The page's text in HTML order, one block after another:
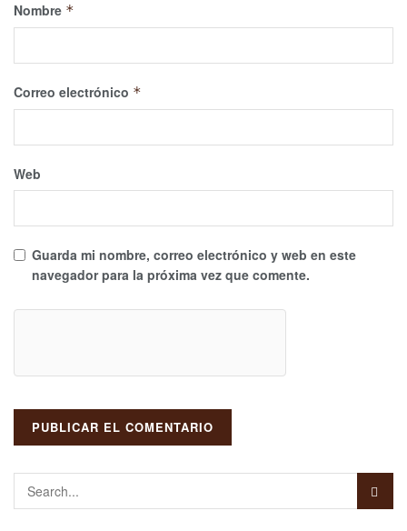
Nombre *
Correo electrónico *
Web
Guarda mi nombre, correo electrónico y web en este
navegador para la próxima vez que comente.